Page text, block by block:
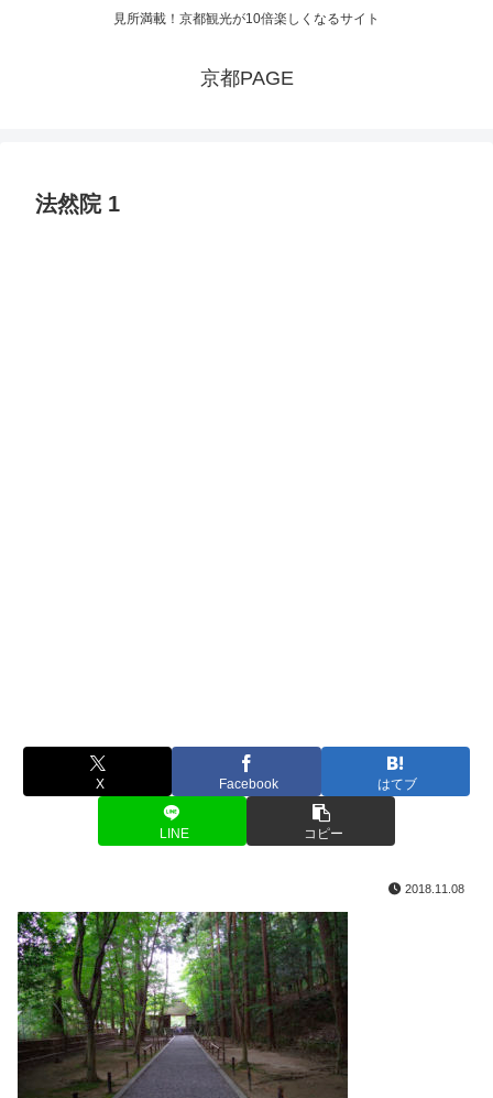
見所満載！京都観光が10倍楽しくなるサイト
京都PAGE
法然院 1
X Facebook はてブ
LINE コピー
2018.11.08